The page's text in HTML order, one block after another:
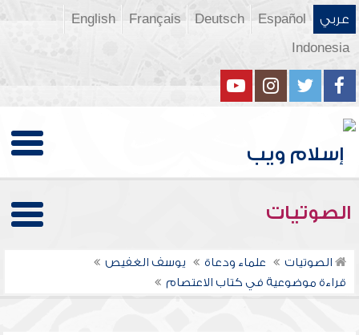
عربي Español
Deutsch
Français
English
Indonesia
الصوتيات
الصوتيات علماء ودعاة
يوسف الغفيص
قراءة موضوعية في كتاب الاعتصام